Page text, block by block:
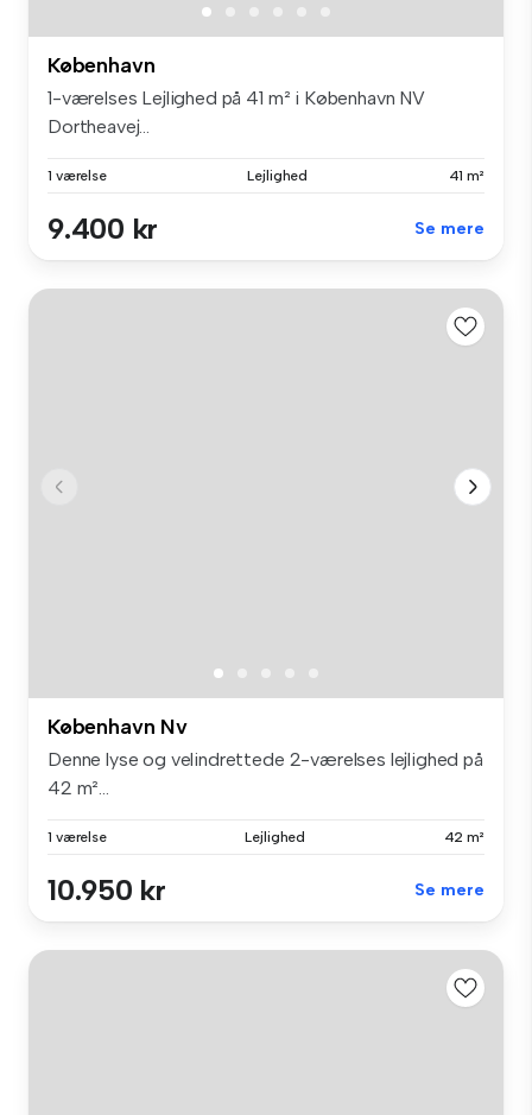
København
1-værelses Lejlighed på 41 m² i København NV
Dortheavej...
1 værelse Lejlighed 41 m²
9.400 kr Se mere
København Nv
Denne lyse og velindrettede 2-værelses lejlighed på
42 m²...
1 værelse Lejlighed 42 m²
10.950 kr Se mere